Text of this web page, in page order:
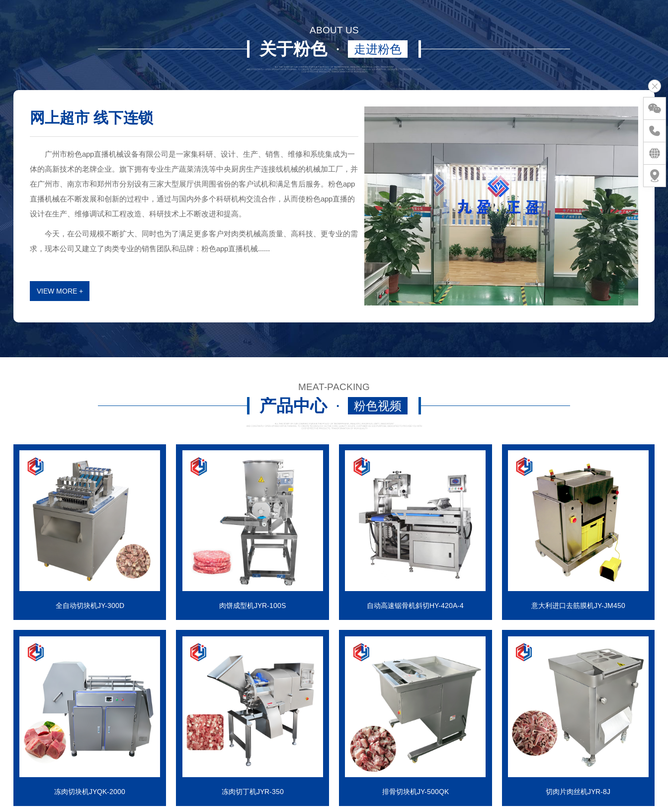
ABOUT US
关于粉色
app直播
·
走进粉色
app直播
网上超市 线下连锁
广州市粉色app直播机械设备有限公司是一家集科研、设计、生产、销售、维修和系统集成为一
体的高新技术的老牌企业。旗下拥有专业生产蔬菜清洗等中央厨房生产连接线机械的机械加工厂，并
在广州市、南京市和郑州市分别设有三家大型展厅供周围省份的客户试机和满足售后服务。粉色app
直播机械在不断发展和创新的过程中，通过与国内外多个科研机构交流合作，从而使粉色app直播的
设计在生产、维修调试和工程改造、科研技术上不断改进和提高。
今天，在公司规模不断扩大、同时也为了满足更多客户对肉类机械高质量、高科技、更专业的需
求，现本公司又建立了肉类专业的销售团队和品牌：粉色app直播机械......
VIEW MORE +
MEAT-PACKING
产品中心 ·
粉色视频
app下载
全自动切块机JY-300D 肉饼成型机JYR-100S 自动高速锯骨机斜切HY-420A-4 意大利进口去筋膜机JY-JM450
冻肉切块机JYQK-2000 冻肉切丁机JYR-350 排骨切块机JY-500QK 切肉片肉丝机JYR-8J